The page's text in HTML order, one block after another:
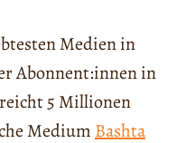
Medien in
Abonnent:innen in
5 Millionen
Medium Bashta